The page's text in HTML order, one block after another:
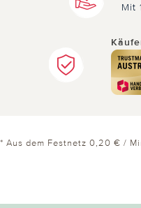
Mit
* Aus dem Festnetz 0,20 € /